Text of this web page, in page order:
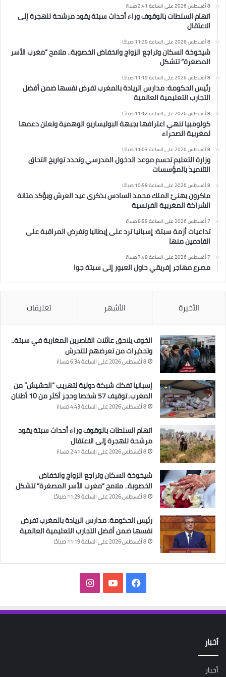
8 أغسطس 2026 على الساعة 2:41 مساءً
اتهام السلطات بالوقوف وراء أحداث سبتة يقود مرشحة للهجرة إلى
الاعتقال
8 أغسطس 2026 على الساعة 11:29 صباحًا
شيخوخة السكان وتراجع الزواج وانخفاض الخصوبة.. ملامح “مغرب الأسر
المصغرة” تتشكل
8 أغسطس 2026 على الساعة 11:19 صباحًا
رئيس الحكومة: مدارس الريادة بالمغرب تفرض نفسها ضمن أفضل
التجارب التعليمية العالمية
8 أغسطس 2026 على الساعة 11:12 صباحًا
كولومبيا تنهي اعترافها بجبهة البوليساريو الوهمية وتعلن دعمها
لمغربية الصحراء
8 أغسطس 2026 على الساعة 11:03 صباحًا
وزارة التعليم تحسم موعد الدخول المدرسي وتحدد تواريخ التحاق
التلاميذ بالمؤسسات
8 أغسطس 2026 على الساعة 10:58 صباحًا
ماكرون يهنئ الملك محمد السادس بذكرى عيد العرش ويؤكد متانة
الشراكة المغربية الفرنسية
7 أغسطس 2026 على الساعة 8:55 مساءً
تداعيات أزمة سبتة: إسبانيا ترد على إيطاليا وتفرض المراقبة على
القادمين منها
7 أغسطس 2026 على الساعة 7:48 مساءً
مصرع مهاجر إفريقي حاول العبور إلى سبتة جوا
الأخيرة الأشهر تعليقات
الخوف يلاحق عائلات القاصرين المغاربة في سبتة..
وتحذيرات من تعرضهم للتحرش
8 أغسطس 2026 على الساعة 6:34 مساءً
إسبانيا تفكك شبكة دولية لتهريب “الحشيش” من
المغرب..توقيف 57 شخصا وحجز أكثر من 10 أطنان
8 أغسطس 2026 على الساعة 4:43 مساءً
اتهام السلطات بالوقوف وراء أحداث سبتة يقود
مرشحة للهجرة إلى الاعتقال
8 أغسطس 2026 على الساعة 2:41 مساءً
شيخوخة السكان وتراجع الزواج وانخفاض
الخصوبة.. ملامح “مغرب الأسر المصغرة” تتشكل
8 أغسطس 2026 على الساعة 11:29 صباحًا
رئيس الحكومة: مدارس الريادة بالمغرب تفرض
نفسها ضمن أفضل التجارب التعليمية العالمية
8 أغسطس 2026 على الساعة 11:19 صباحًا
فيسبوك‫YouTubeانستقرام
أخبار
أخبار